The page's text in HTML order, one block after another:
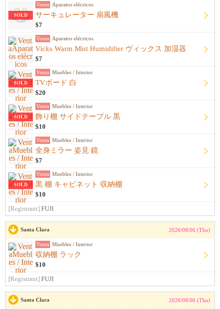
SOLD
Venta Aparatos elécricos
サーキュレーター 扇風機
$7
Venta Aparatos elécricos
Vicks Warm Mist Humidifier ヴィックス 加湿器
$7
SOLD
Venta Muebles / Interior
TVボード 白
$20
SOLD
Venta Muebles / Interior
飾り棚 サイドテーブル 黒
$10
Venta Muebles / Interior
全身ミラー 姿見 鏡
$7
SOLD
Venta Muebles / Interior
黒 棚 キャビネット 収納棚
$10
[Registrant] FUJI
Santa Clara 2026/08/06 (Thu)
Venta Muebles / Interior
収納棚 ラック
$10
[Registrant] FUJI
Santa Clara 2026/08/06 (Thu)